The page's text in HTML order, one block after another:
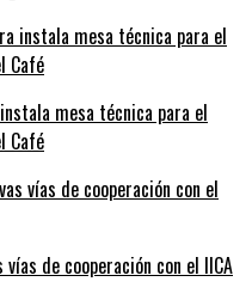
mesa técnica para el
Café
vías de cooperación con el IICA